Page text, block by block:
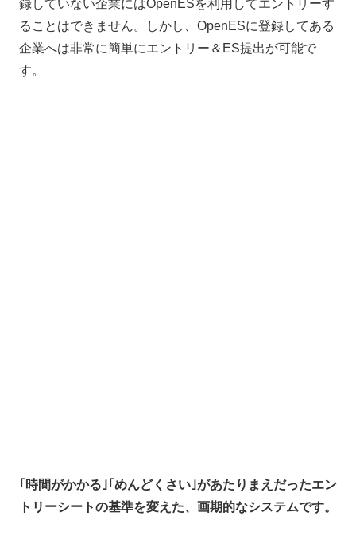
録していない企業にはOpenESを利用してエントリーす
ることはできません。しかし、OpenESに登録してある
企業へは非常に簡単にエントリー＆ES提出が可能で
す。
｢時間がかかる｣｢めんどくさい｣があたりまえだったエン
トリーシートの基準を変えた、画期的なシステムです。